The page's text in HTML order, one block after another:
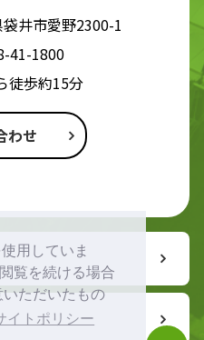
用していま
覧を続ける場合
ただいたもの
イトポリシー
井市愛野2300-1
41-1800
徒歩約15分
わせ